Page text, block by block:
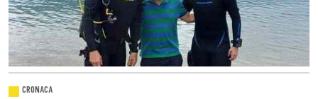
CRONACA